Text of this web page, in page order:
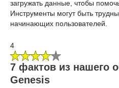
загружать данные, чтобы
Инструменты могут быть
начинающих пользователей.
4
7 фактов из нашего
Genesis